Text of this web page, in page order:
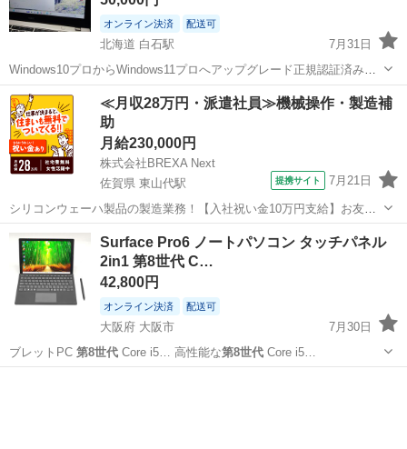
オンライン決済 配送可
北海道 白石駅
7月31日
Windows10プロからWindows11プロへアップグレード正規認証済みで
す。 CPU Core i5 8250U 1.6GHz M.2 SSD 256G メモリ8G 光学ドライ
ブレス 無線LAN有り ...
北海道 札幌市 白石駅 ノートパソコン Windows
≪月収28万円・派遣社員≫機械操作・製造補
助
月給230,000円
株式会社BREXA Next
佐賀県 東山代駅
提携サイト 7月21日
シリコンウェーハ製品の製造業務！【入社祝い金10万円支給】お友達
やカップルとの応募OK◎年間休日129日＆休出なしでプライベート充
実♪業務はクリーンルームで快適作業◎自社正社員登用制度あり★1食
300円～の格安食堂あり！《佐...
佐賀 伊万里市 その他
Surface Pro6 ノートパソコン タッチパネル
2in1 第8世代 C…
42,800円
オンライン決済 配送可
大阪府 大阪市
7月30日
ブレットPC 第8世代 Core i5… 高性能な第8世代Core i5…